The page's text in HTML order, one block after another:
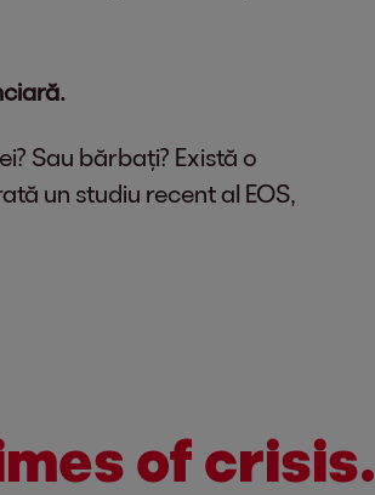
Sau bărbați? Există o
un studiu recent al EOS,
of crisis.